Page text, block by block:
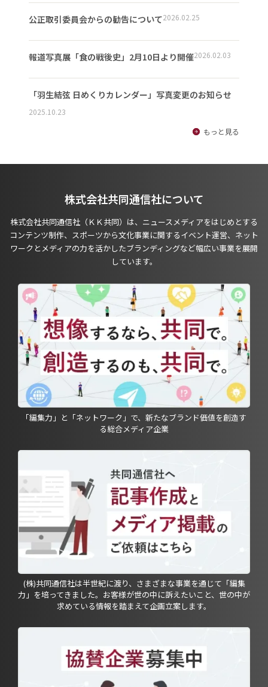
公正取引委員会からの勧告について2026.02.25
報道写真展「食の戦後史」2月10日より開催2026.02.03
「羽生結弦 日めくりカレンダー」写真変更のお知らせ
2025.10.23
もっと見る
株式会社共同通信社について
株式会社共同通信社（ＫＫ共同）は、ニュースメディアをはじめとする
コンテンツ制作、スポーツから文化事業に関するイベント運営、ネット
ワークとメディアの力を活かしたブランディングなど幅広い事業を展開
しています。
「編集力」と「ネットワーク」で、新たなブランド価値を創造す
る総合メディア企業
(株)共同通信社は半世紀に渡り、さまざまな事業を通じて「編集
力」を培ってきました。お客様が世の中に訴えたいこと、世の中が
求めている情報を踏まえて企画立案します。